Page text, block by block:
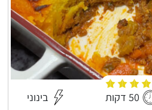
50 דקות בינוני